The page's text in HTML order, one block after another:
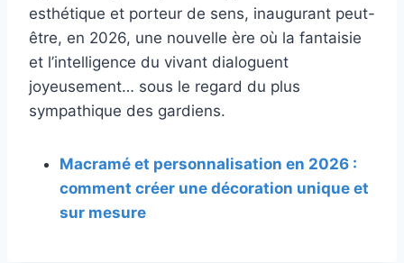
esthétique et porteur de sens, inaugurant peut-
être, en 2026, une nouvelle ère où la fantaisie
et l’intelligence du vivant dialoguent
joyeusement… sous le regard du plus
sympathique des gardiens.
Macramé et personnalisation en 2026 :
comment créer une décoration unique et
sur mesure